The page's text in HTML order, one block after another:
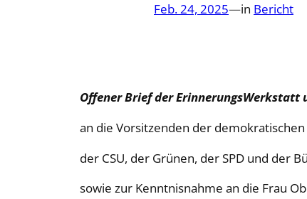
Feb. 24, 2025—in Bericht
Offener Brief der
an die Vorsitzenden der
der CSU, der Grünen, der SPD und der
sowie zur Kenntnisnahme an die Frau